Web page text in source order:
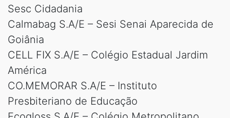
Sesc Cidadania
Calmabag S.A/E – Sesi Senai Aparecida de
Goiânia
CELL FIX S.A/E – Colégio Estadual Jardim
América
CO.MEMORAR S.A/E – Instituto
Presbiteriano de Educação